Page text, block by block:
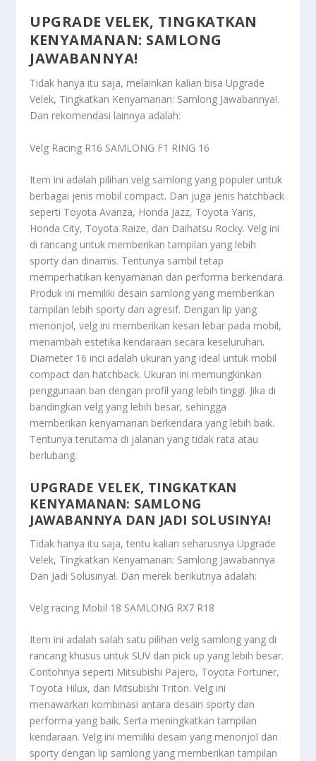
UPGRADE VELEK, TINGKATKAN
KENYAMANAN: SAMLONG
JAWABANNYA!
Tidak hanya itu saja, melainkan kalian bisa Upgrade
Velek, Tingkatkan Kenyamanan: Samlong Jawabannya!.
Dan rekomendasi lainnya adalah:
Velg Racing R16 SAMLONG F1 RING 16
Item ini adalah pilihan velg samlong yang populer untuk
berbagai jenis mobil compact. Dan juga jenis hatchback
seperti Toyota Avanza, Honda Jazz, Toyota Yaris,
Honda City, Toyota Raize, dan Daihatsu Rocky. Velg ini
di rancang untuk memberikan tampilan yang lebih
sporty dan dinamis. Tentunya sambil tetap
memperhatikan kenyamanan dan performa berkendara.
Produk ini memiliki desain samlong yang memberikan
tampilan lebih sporty dan agresif. Dengan lip yang
menonjol, velg ini memberikan kesan lebar pada mobil,
menambah estetika kendaraan secara keseluruhan.
Diameter 16 inci adalah ukuran yang ideal untuk mobil
compact dan hatchback. Ukuran ini memungkinkan
penggunaan ban dengan profil yang lebih tinggi. Jika di
bandingkan velg yang lebih besar, sehingga
memberikan kenyamanan berkendara yang lebih baik.
Tentunya terutama di jalanan yang tidak rata atau
berlubang.
UPGRADE VELEK, TINGKATKAN
KENYAMANAN: SAMLONG
JAWABANNYA DAN JADI SOLUSINYA!
Tidak hanya itu saja, tentu kalian seharusnya Upgrade
Velek, Tingkatkan Kenyamanan: Samlong Jawabannya
Dan Jadi Solusinya!. Dan merek berikutnya adalah:
Velg racing Mobil 18 SAMLONG RX7 R18
Item ini adalah salah satu pilihan velg samlong yang di
rancang khusus untuk SUV dan pick up yang lebih besar.
Contohnya seperti Mitsubishi Pajero, Toyota Fortuner,
Toyota Hilux, dan Mitsubishi Triton. Velg ini
menawarkan kombinasi antara desain sporty dan
performa yang baik. Serta meningkatkan tampilan
kendaraan. Velg ini memiliki desain yang menonjol dan
sporty dengan lip samlong yang memberikan tampilan